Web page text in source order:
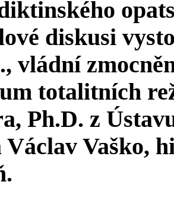
diskusi
vládní
totalitních
, Ph.D. z
Václav Vaško,